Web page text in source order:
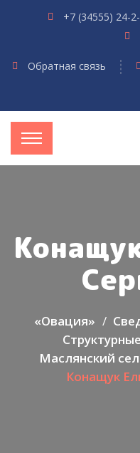
+7 (34555) 24-
Обратная связь
«Овация»
Маслянский
Конащук